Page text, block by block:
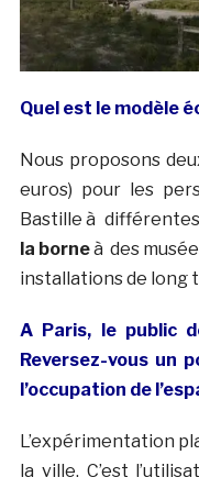
Quel est le modèle
Nous proposons
euros) pour les
Bastille à différentes
la borneà des
installations de long
A Paris, le public
Reversez-vous un
l’occupation de
L’expérimentation
la ville. C’est